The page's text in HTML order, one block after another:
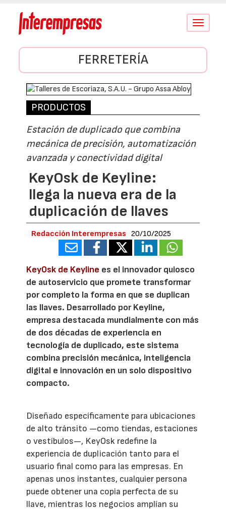
Conmutar
FERRETERÍA
PRODUCTOS
Estación de duplicado que combina
mecánica de precisión, automatización
avanzada y conectividad digital
KeyOsk de Keyline:
llega la nueva era de la
duplicación de llaves
Redacción Interempresas 20/10/2025
KeyOsk de Keyline es el innovador quiosco
de autoservicio que promete transformar
por completo la forma en que se duplican
las llaves. Desarrollado por Keyline,
empresa destacada mundialmente con más
de dos décadas de experiencia en
tecnología de duplicado, este sistema
combina precisión mecánica, inteligencia
digital e innovación en un solo dispositivo
compacto.
Diseñado específicamente para ubicaciones
de alto tránsito —como tiendas, estaciones
o vestíbulos—, KeyOsk redefine la
experiencia de duplicación tanto para el
usuario final como para las empresas. En
apenas unos instantes, cualquier persona
puede obtener una copia perfecta de su
llave, mientras los negocios amplían su